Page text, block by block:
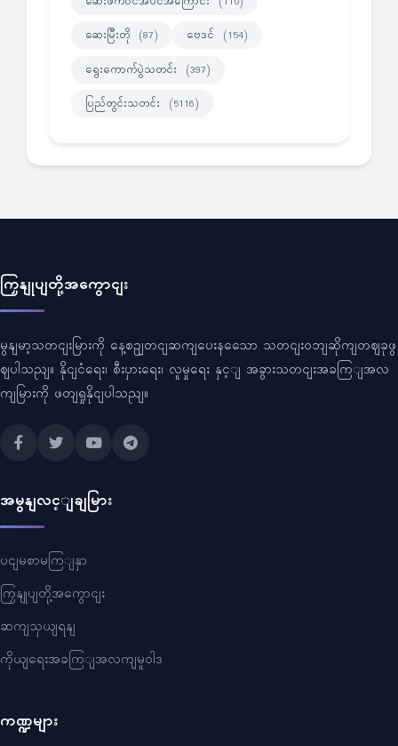
ဆေးမြီးတို (87) ဗေဒင် (154)
ရွေးကောက်ပွဲသတင်း (397)
ပြည်တွင်းသတင်း (5116)
ကြှနျုပျတို့အကွောငျး
မွနျမာ့သတငျးမြားကို နေ့စဥျတငျဆကျပေးနသေော သတငျးဝဘျဆိုကျတဈခုဖွ
ဈပါသညျ။ နိုငျငံရေး၊ စီးပှားရေး၊ လူမှုရေး နှင့ျ အခွားသတငျးအခကြျအလ
ကျမြားကို ဖတျရှုနိုငျပါသညျ။
အမွနျလင့ျချမြား
ပငျမစာမကြျနှာ
ကြှနျုပျတို့အကွောငျး
ဆကျသှယျရနျ
ကိုယျရေးအခကြျအလကျမူဝါဒ
ကဏ္ဍများ